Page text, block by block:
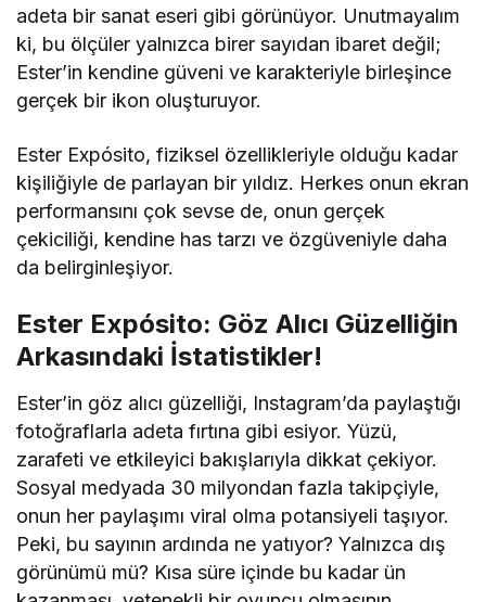
adeta bir sanat eseri gibi görünüyor. Unutmayalım
ki, bu ölçüler yalnızca birer sayıdan ibaret değil;
Ester’in kendine güveni ve karakteriyle birleşince
gerçek bir ikon oluşturuyor.
Ester Expósito, fiziksel özellikleriyle olduğu kadar
kişiliğiyle de parlayan bir yıldız. Herkes onun ekran
performansını çok sevse de, onun gerçek
çekiciliği, kendine has tarzı ve özgüveniyle daha
da belirginleşiyor.
Ester Expósito: Göz Alıcı Güzelliğin
Arkasındaki İstatistikler!
Ester’in göz alıcı güzelliği, Instagram’da paylaştığı
fotoğraflarla adeta fırtına gibi esiyor. Yüzü,
zarafeti ve etkileyici bakışlarıyla dikkat çekiyor.
Sosyal medyada 30 milyondan fazla takipçiyle,
onun her paylaşımı viral olma potansiyeli taşıyor.
Peki, bu sayının ardında ne yatıyor? Yalnızca dış
görünümü mü? Kısa süre içinde bu kadar ün